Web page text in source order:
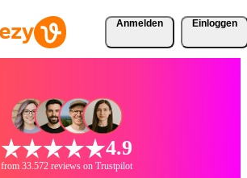
Anmelden Einloggen
4.9
from 33.572 reviews on Trustpilot